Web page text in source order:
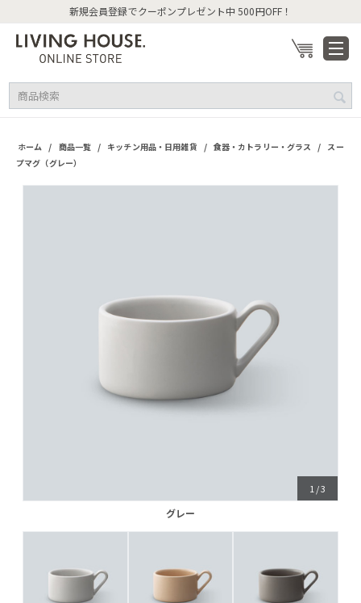
新規会員登録でクーポンプレゼント中 500円OFF！
ホーム / 商品一覧 / キッチン用品・日用雑貨 / 食器・カトラリー・グラス / スー
プマグ（グレー）
1 /3
グレー